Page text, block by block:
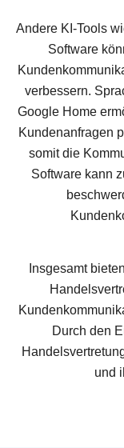
Andere KI-Tools
Software
verbessern.
Google Home
Kundenanfragen
somit die
Software kann
Insgesamt
Durch den
und